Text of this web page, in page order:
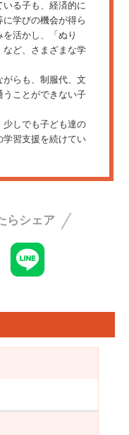
る子も、経済的に
学びの機会が得ら
活かし、「ぬり
など、さまざまな学
らも、制服代、文
うことができない子
少しでも子ども達の
学習支援を続けてい
らシェア